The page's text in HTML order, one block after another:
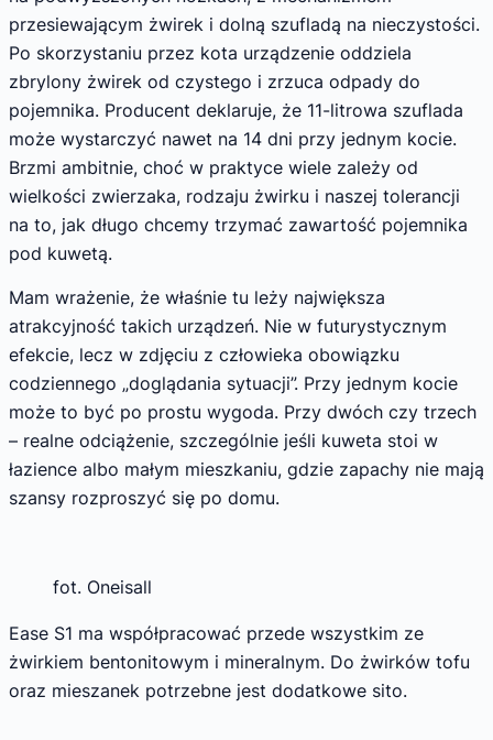
przesiewającym żwirek i dolną szufladą na nieczystości.
Po skorzystaniu przez kota urządzenie oddziela
zbrylony żwirek od czystego i zrzuca odpady do
pojemnika. Producent deklaruje, że 11-litrowa szuflada
może wystarczyć nawet na 14 dni przy jednym kocie.
Brzmi ambitnie, choć w praktyce wiele zależy od
wielkości zwierzaka, rodzaju żwirku i naszej tolerancji
na to, jak długo chcemy trzymać zawartość pojemnika
pod kuwetą.
Mam wrażenie, że właśnie tu leży największa
atrakcyjność takich urządzeń. Nie w futurystycznym
efekcie, lecz w zdjęciu z człowieka obowiązku
codziennego „doglądania sytuacji”. Przy jednym kocie
może to być po prostu wygoda. Przy dwóch czy trzech
– realne odciążenie, szczególnie jeśli kuweta stoi w
łazience albo małym mieszkaniu, gdzie zapachy nie mają
szansy rozproszyć się po domu.
fot. Oneisall
Ease S1 ma współpracować przede wszystkim ze
żwirkiem bentonitowym i mineralnym. Do żwirków tofu
oraz mieszanek potrzebne jest dodatkowe sito.